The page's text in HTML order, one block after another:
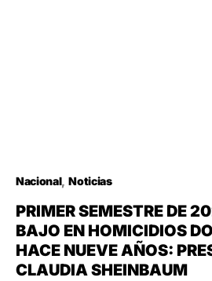
Nacional Noticias
PRIMER SEMESTRE DE
BAJO EN HOMICIDIOS
HACE NUEVE AÑOS:
CLAUDIA SHEINBAUM